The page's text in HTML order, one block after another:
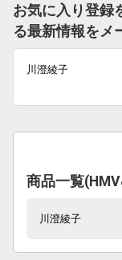
お気に入り登録
る最新情報をメ
川澄綾子
商品一覧
川澄綾子